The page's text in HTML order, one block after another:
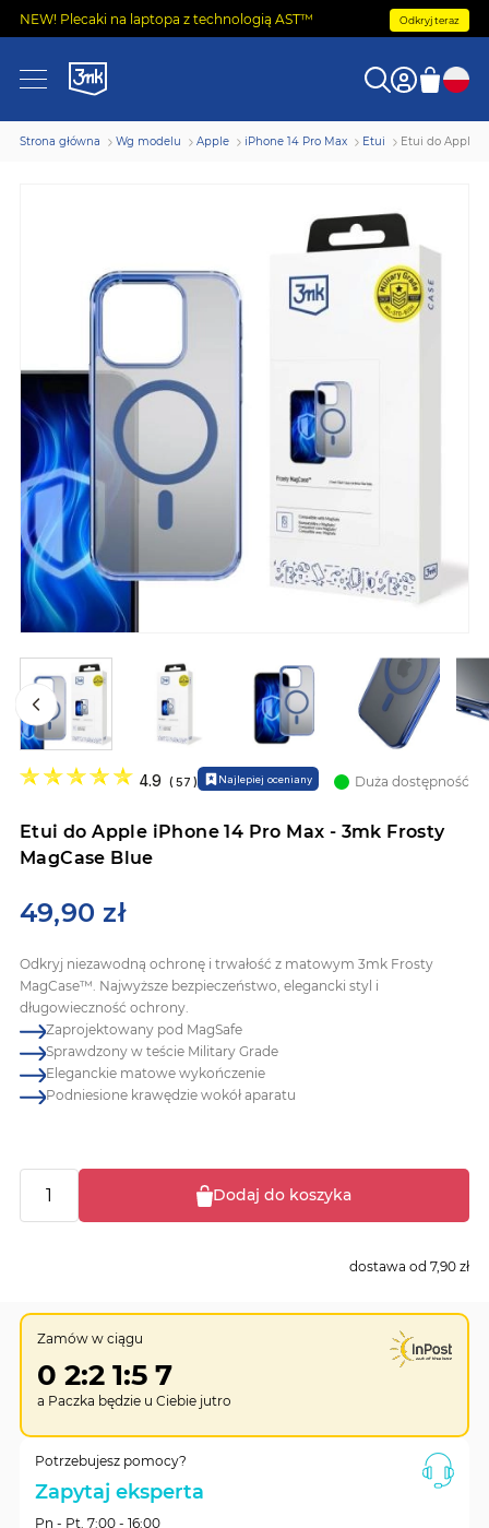
NEW! Plecaki na laptopa z technologią AST™ Odkryj teraz
Strona główna Wg modelu Apple iPhone 14 Pro Max Etui Etui do Apple
Przejdź
na
początek
4.9 (57 ) Najlepiej oceniany Duża dostępność
Etui do Apple iPhone 14 Pro Max - 3mk Frosty
MagCase Blue
49,90 zł
Odkryj niezawodną ochronę i trwałość z matowym 3mk Frosty
MagCase™. Najwyższe bezpieczeństwo, elegancki styl i
długowieczność ochrony.
Zaprojektowany pod MagSafe
Sprawdzony w teście Military Grade
Eleganckie matowe wykończenie
Podniesione krawędzie wokół aparatu
Dodaj do koszyka
dostawa od 7,90 zł
Potrzebujesz pomocy?
Zapytaj eksperta
Pn - Pt. 7:00 - 16:00
Zamów w ciągu
0 2:2 1:5 6
a Paczka będzie u Ciebie jutro